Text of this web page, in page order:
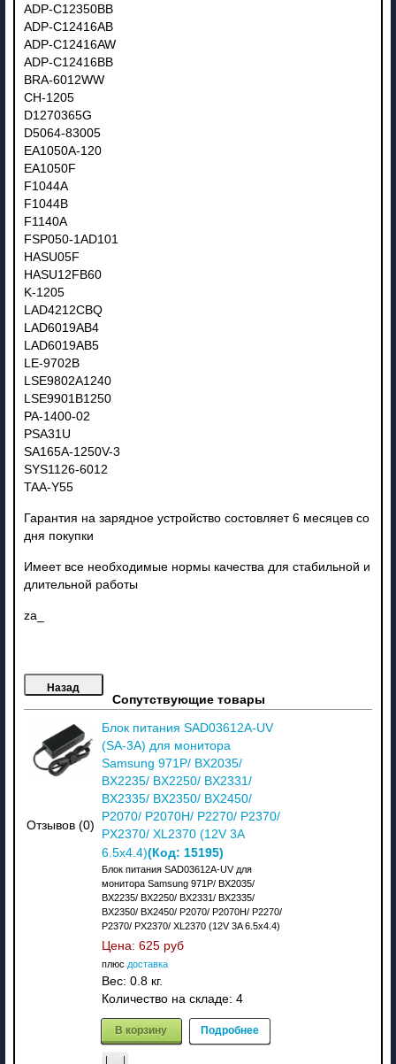
ADP-C12350BB
ADP-C12416AB
ADP-C12416AW
ADP-C12416BB
BRA-6012WW
CH-1205
D1270365G
D5064-83005
EA1050A-120
EA1050F
F1044A
F1044B
F1140A
FSP050-1AD101
HASU05F
HASU12FB60
K-1205
LAD4212CBQ
LAD6019AB4
LAD6019AB5
LE-9702B
LSE9802A1240
LSE9901B1250
PA-1400-02
PSA31U
SA165A-1250V-3
SYS1126-6012
TAA-Y55
Гарантия на зарядное устройство состовляет 6 месяцев со
дня покупки
Имеет все необходимые нормы качества для стабильной и
длительной работы
za_
Сопутствующие товары
Отзывов (0)
Блок питания SAD03612A-UV
(SA-3A) для монитора
Samsung 971P/ BX2035/
BX2235/ BX2250/ BX2331/
BX2335/ BX2350/ BX2450/
P2070/ P2070H/ P2270/ P2370/
PX2370/ XL2370 (12V 3A
6.5x4.4)(Код: 15195)
Блок питания SAD03612A-UV для
монитора Samsung 971P/ BX2035/
BX2235/ BX2250/ BX2331/ BX2335/
BX2350/ BX2450/ P2070/ P2070H/ P2270/
P2370/ PX2370/ XL2370 (12V 3A 6.5x4.4)
Цена: 625 руб
плюс доставка
Вес: 0.8 кг.
Количество на складе: 4
В корзину Подробнее